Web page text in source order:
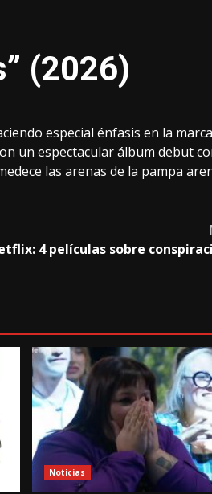
(2026)
especial énfasis en la
un espectacular álbum debut
las arenas de la pampa
4 películas sobre
Noticias